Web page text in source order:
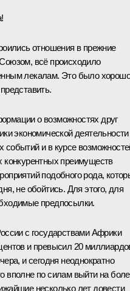
отношения в прежние
всё происходило
лекалам. Это было
о возможностях друг
экономической деятельности
и в курсе
конкурентных преимуществ
подобного рода,
не обойтись. Для этого, для
предпосылки.
с государствами Африки
и превысил 20
и сегодня неоднократно
вполне по силам выйти на
несколько лет довести